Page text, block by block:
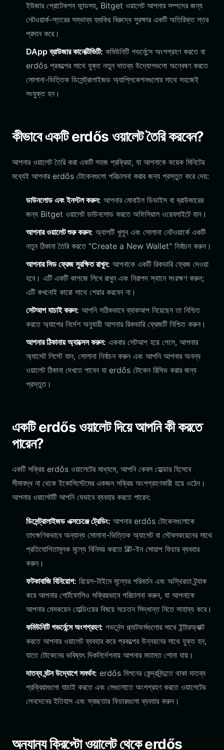
ইউজার প্রোটেকশন ফান্ডসহ, Bitget ওয়ালেট আপনার সম্পদের জন্য
নেটওয়ার্ক-স্তরের সম্ভাব্য হুমকির বিরুদ্ধে সুরক্ষার একটি অতিরিক্ত স্তর
প্রদান করে।
DApp ব্রাউজার কানেক্টিভিটি: কমিউনিটি গভর্নেন্সে অংশগ্রহণ করতে বা
erdős প্রকল্পের সাথে যুক্ত নতুন দাতব্য উদ্যোগগুলো অন্বেষণ করতে
সোলানা-ভিত্তিক ডিসেন্ট্রালাইজড অ্যাপ্লিকেশনগুলোর সাথে সহজেই
সংযুক্ত হন।
কীভাবে একটি erdős ওয়ালেট তৈরি করবেন?
আপনার ওয়ালেট তৈরি করা একটি সহজ প্রক্রিয়া, যা আপনাকে কয়েক মিনিটের
মধ্যেই আপনার erdős টোকেনগুলো পরিচালনা করার জন্য প্রস্তুত করে দেয়:
ডাউনলোড এবং ইনস্টল করুন: আপনার মোবাইল ডিভাইস বা ব্রাউজারের
জন্য Bitget ওয়ালেট ডাউনলোড করতে অফিসিয়াল ওয়েবসাইটে যান।
আপনার ওয়ালেট শুরু করুন: অ্যাপটি খুলুন এবং সোলানা নেটওয়ার্কে একটি
নতুন ঠিকানা তৈরি করতে "Create a New Wallet" নির্বাচন করুন।
আপনার সিড ফ্রেজ সুরক্ষিত রাখুন: আপনাকে একটি রিকভারি ফ্রেজ দেওয়া
হবে। এটি একটি কাগজে লিখে রাখুন এবং নিরাপদ স্থানে সংরক্ষণ করুন;
এটি কখনোই কারো সাথে শেয়ার করবেন না।
সেটআপ যাচাই করুন: আপনি সঠিকভাবে ব্যাকআপ নিয়েছেন তা নিশ্চিত
করতে অ্যাপের নির্দেশ অনুযায়ী আপনার রিকভারি ফ্রেজটি নিশ্চিত করুন।
আপনার ঠিকানায় অ্যাক্সেস করুন: একবার সেটআপ হয়ে গেলে, আপনার
অ্যাসেট লিস্টে যান, সোলানা নির্বাচন করুন এবং আপনি আপনার অনন্য
ওয়ালেট ঠিকানা দেখতে পাবেন যা erdős টোকেন রিসিভ করার জন্য
প্রস্তুত।
একটি erdős ওয়ালেট দিয়ে আপনি কী করতে
পারেন?
একটি সক্রিয় erdős ওয়ালেটের মাধ্যমে, আপনি কেবল হোল্ডার হিসেবে
সীমাবদ্ধ না থেকে ইকোসিস্টেমের একজন সক্রিয় অংশগ্রহণকারী হয়ে ওঠেন।
আপনার ওয়ালেটটি আপনি যেভাবে ব্যবহার করতে পারেন:
ডিসেন্ট্রালাইজড এক্সচেঞ্জে ট্রেডিং: আপনার erdős টোকেনগুলোকে
তাৎক্ষণিকভাবে অন্যান্য সোলানা-ভিত্তিক অ্যাসেট বা স্টেবলকয়েনের সাথে
প্রতিযোগিতামূলক মূল্যে বিনিময় করতে বিল্ট-ইন সোয়াপ ফিচার ব্যবহার
করুন।
ফটকাবাজি বিনিয়োগ: রিয়েল-টাইমে মূল্যের পরিবর্তন এবং অস্থিরতা ট্র্যাক
করে আপনার পোর্টফোলিও সক্রিয়ভাবে পরিচালনা করুন, যা আপনাকে
আপনার মেমকয়েন হোল্ডিংয়ের বিষয়ে সচেতন সিদ্ধান্ত নিতে সাহায্য করে।
কমিউনিটি গভর্নেন্সে অংশগ্রহণ: গভর্নেন্স প্ল্যাটফর্মগুলোর সাথে ইন্টারঅ্যাক্ট
করতে আপনার ওয়ালেট ব্যবহার করে প্রকল্পের উন্নয়নের সাথে যুক্ত হন,
যাতে টোকেনের ভবিষ্যৎ দিকনির্দেশনায় আপনার মতামত শোনা যায়।
দাতব্য বন্টন উদ্যোগে সমর্থন: erdős মিশনের কেন্দ্রবিন্দুতে থাকা দাতব্য
প্রক্রিয়াগুলো যাচাই করতে এবং সেগুলোতে অংশগ্রহণ করতে ওয়ালেটের
লেনদেনের ইতিহাস এবং স্বচ্ছতার ফিচারগুলো ব্যবহার করুন।
অন্যান্য ক্রিপ্টো ওয়ালেট থেকে erdős